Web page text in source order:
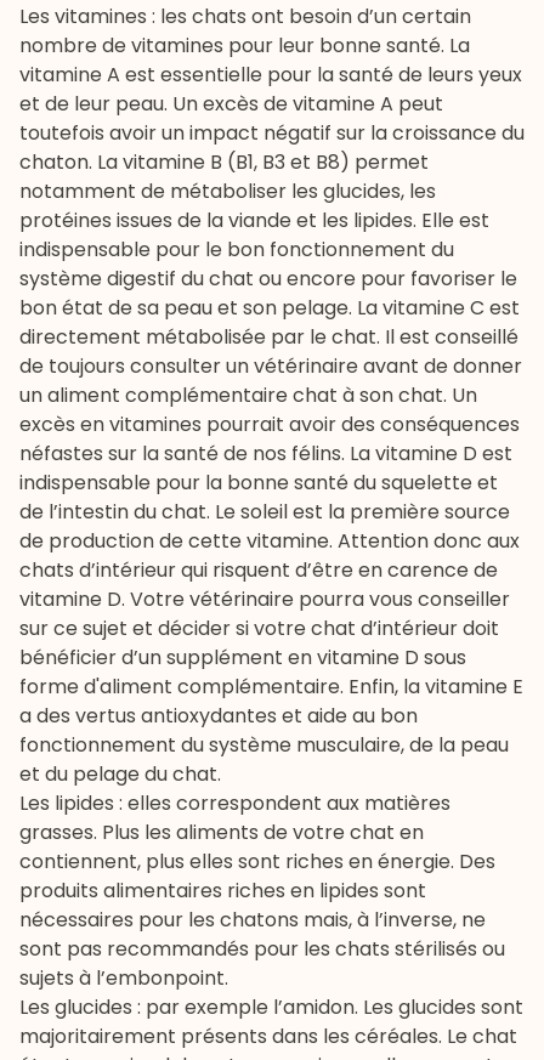
Les vitamines : les chats ont besoin d’un certain
nombre de vitamines pour leur bonne santé. La
vitamine A est essentielle pour la santé de leurs yeux
et de leur peau. Un excès de vitamine A peut
toutefois avoir un impact négatif sur la croissance du
chaton. La vitamine B (B1, B3 et B8) permet
notamment de métaboliser les glucides, les
protéines issues de la viande et les lipides. Elle est
indispensable pour le bon fonctionnement du
système digestif du chat ou encore pour favoriser le
bon état de sa peau et son pelage. La vitamine C est
directement métabolisée par le chat. Il est conseillé
de toujours consulter un vétérinaire avant de donner
unaliment complémentaire chat à son chat. Un
excès en vitamines pourrait avoir des conséquences
néfastes sur la santé de nos félins. La vitamine D est
indispensable pour la bonne santé du squelette et
de l’intestin du chat. Le soleil est la première source
de production de cette vitamine. Attention donc aux
chats d’intérieur qui risquent d’être en carence de
vitamine D. Votre vétérinaire pourra vous conseiller
sur ce sujet et décider si votre chat d’intérieur doit
bénéficier d’un supplément en vitamine D sous
forme d'aliment complémentaire. Enfin, la vitamine E
a des vertus antioxydantes et aide au bon
fonctionnement du système musculaire, de la peau
et du pelage du chat.
Les lipides : elles correspondent aux matières
grasses. Plus les aliments de votre chat en
contiennent, plus elles sont riches en énergie. Des
produits alimentaires riches en lipides sont
nécessaires pour les chatons mais, à l’inverse, ne
sont pas recommandés pour les chats stérilisés ou
sujets à l’embonpoint.
Les glucides : par exemple l’amidon. Les glucides sont
majoritairement présents dans les céréales. Le chat